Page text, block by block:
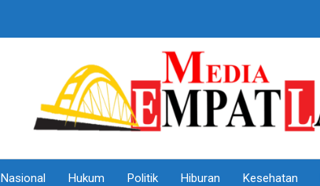
Nasional Hukum Politik Hiburan Kesehatan